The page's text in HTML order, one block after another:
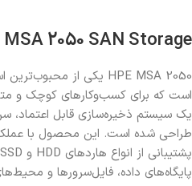
MSA 2050 SAN Storage
یک سیستم ذخیره‌سازی قابل اعتماد،
طراحی شده است. این محصول با
پایگاه‌های داده، فایل‌سرورها و